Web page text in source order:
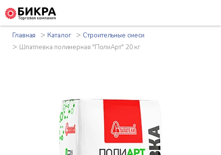
Главная >Каталог > Строительные смеси
> Шпатлевка полимерная "ПолиАрт" 20 кг